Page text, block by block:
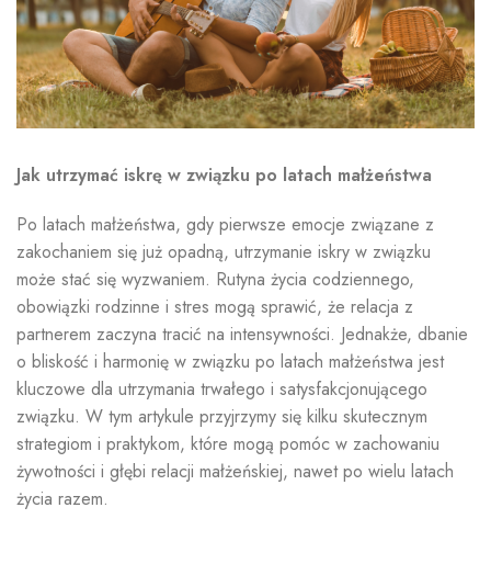
Jak utrzymać iskrę w związku po latach małżeństwa
Po latach małżeństwa, gdy pierwsze emocje związane z
zakochaniem się już opadną, utrzymanie iskry w związku
może stać się wyzwaniem. Rutyna życia codziennego,
obowiązki rodzinne i stres mogą sprawić, że relacja z
partnerem zaczyna tracić na intensywności. Jednakże, dbanie
o bliskość i harmonię w związku po latach małżeństwa jest
kluczowe dla utrzymania trwałego i satysfakcjonującego
związku. W tym artykule przyjrzymy się kilku skutecznym
strategiom i praktykom, które mogą pomóc w zachowaniu
żywotności i głębi relacji małżeńskiej, nawet po wielu latach
życia razem.